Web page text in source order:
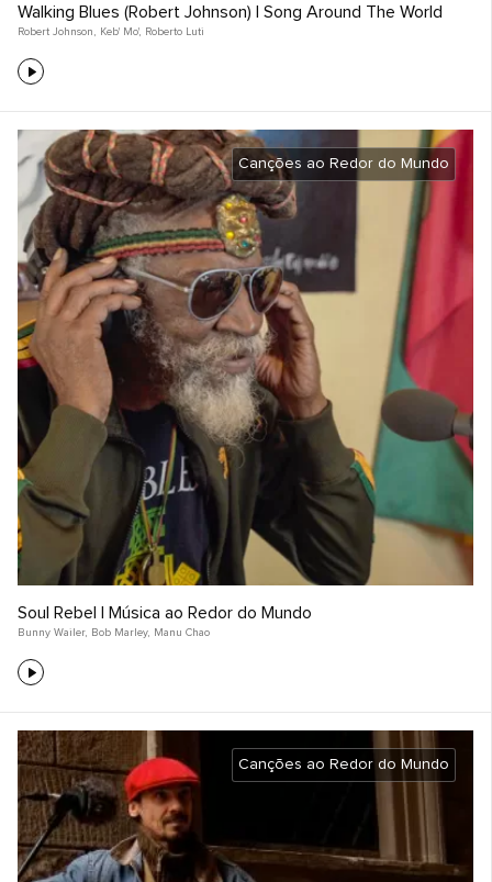
Walking Blues (Robert Johnson) | Song Around The World
Robert Johnson , Keb' Mo', Roberto Luti
Canções ao Redor do Mundo
Soul Rebel | Música ao Redor do Mundo
Bunny Wailer, Bob Marley, Manu Chao
Canções ao Redor do Mundo